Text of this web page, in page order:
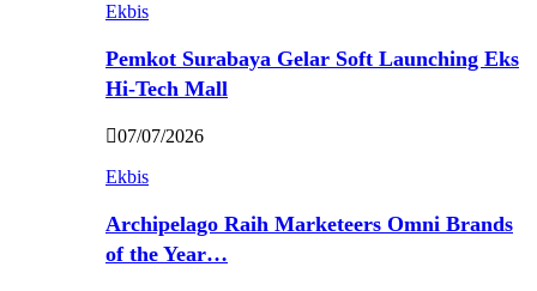
Ekbis
Pemkot Surabaya Gelar Soft Launching Eks
Hi-Tech Mall
07/07/2026
Ekbis
Archipelago Raih Marketeers Omni Brands
of the Year…